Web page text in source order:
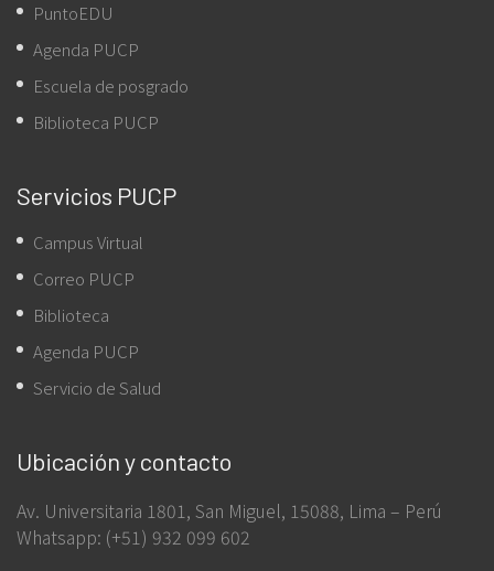
PuntoEDU
Agenda PUCP
Escuela de posgrado
Biblioteca PUCP
Servicios PUCP
Campus Virtual
Correo PUCP
Biblioteca
Agenda PUCP
Servicio de Salud
Ubicación y contacto
Av. Universitaria 1801, San Miguel, 15088, Lima – Perú
Whatsapp: (+51) 932 099 602